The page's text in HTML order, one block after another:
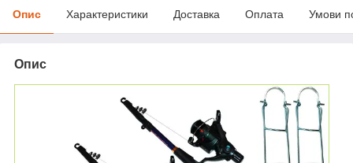
Опис Характеристики Доставка Оплата Умови
Опис